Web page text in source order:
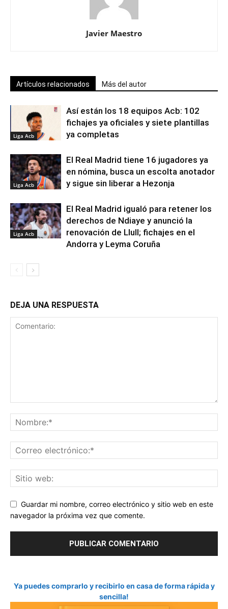
Javier Maestro
Artículos relacionados Más del autor
Liga Acb
Así están los 18 equipos Acb: 102
fichajes ya oficiales y siete plantillas
ya completas
Liga Acb
El Real Madrid tiene 16 jugadores ya
en nómina, busca un escolta anotador
y sigue sin liberar a Hezonja
Liga Acb
El Real Madrid igualó para retener los
derechos de Ndiaye y anunció la
renovación de Llull; fichajes en el
Andorra y Leyma Coruña
DEJA UNA RESPUESTA
Guardar mi nombre, correo electrónico y sitio web en este
navegador la próxima vez que comente.
Ya puedes comprarlo y recibirlo en casa de forma rápida y
sencilla!